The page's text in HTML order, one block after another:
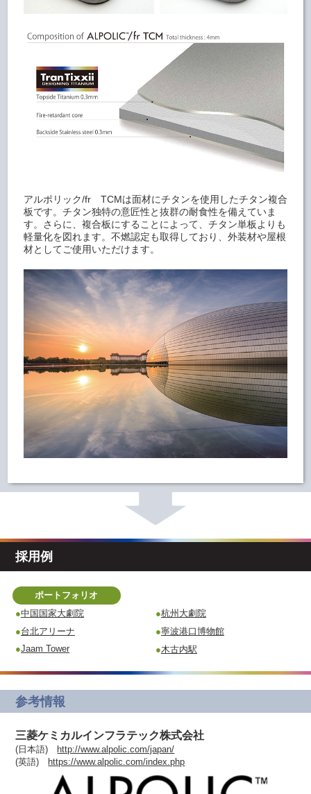
アルポリック/fr TCMは面材にチタンを使用したチタン複合
板です。チタン独特の意匠性と抜群の耐食性を備えていま
す。さらに、複合板にすることによって、チタン単板よりも
軽量化を図れます。不燃認定も取得しており、外装材や屋根
材としてご使用いただけます。
採用例
ポートフォリオ
中国国家大劇院
杭州大劇院
台北アリーナ
寧波港口博物館
Jaam Tower
木古内駅
参考情報
三菱ケミカルインフラテック株式会社
(日本語) http://www.alpolic.com/japan/
(英語) https://www.alpolic.com/index.php